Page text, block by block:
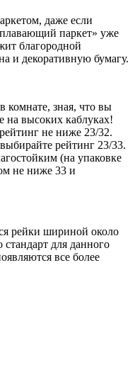
даже если
паркет» уже
благородной
и декоративную бумагу.
комнате, зная, что вы
на высоких каблуках!
не ниже 23/32.
рейтинг 23/33.
(на упаковке
не ниже 33 и
рейки шириной около
для данного
все более